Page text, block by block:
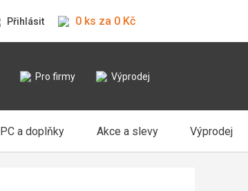
Přihlásit 0 ks za 0 Kč
Pro firmy Výprodej
PC a doplňky Akce a slevy Výprodej